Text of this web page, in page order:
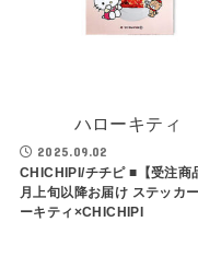
ハローキティ
2025.09.02
CHICHIPI/チチピ ■【受注商
月上旬以降お届け ステッカ
ーキティ×CHICHIPI